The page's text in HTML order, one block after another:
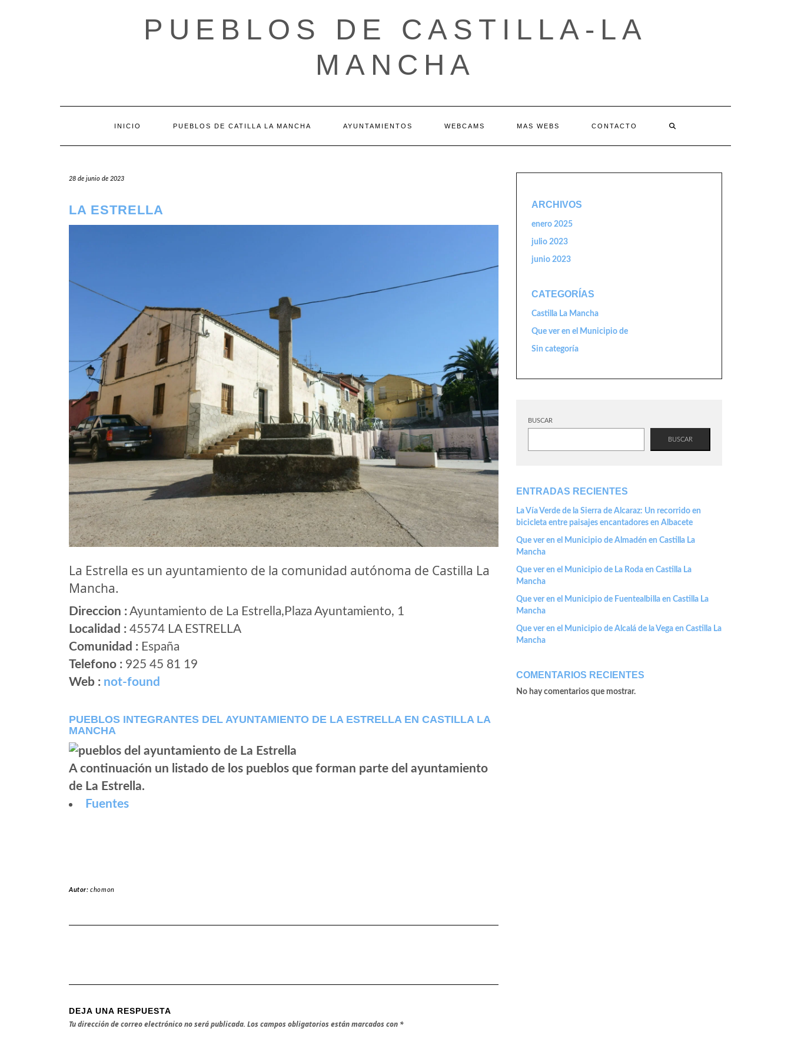
PUEBLOS DE CASTILLA-LA
MANCHA
INICIO PUEBLOS DE CATILLA LA MANCHA AYUNTAMIENTOS WEBCAMS MAS WEBS CONTACTO
28 de junio de 2023
LA ESTRELLA
La Estrella es un ayuntamiento de la comunidad autónoma de Castilla La
Mancha.
Direccion :Ayuntamiento de La Estrella,Plaza Ayuntamiento, 1
Localidad : 45574 LA ESTRELLA
Comunidad : España
Telefono : 925 45 81 19
Web : not-found
PUEBLOS INTEGRANTES DEL AYUNTAMIENTO DE LA ESTRELLA EN CASTILLA LA
MANCHA
A continuación un listado de los pueblos que forman parte del ayuntamiento
de La Estrella.
Fuentes
Autor:chomon
DEJA UNA RESPUESTA
Tu dirección de correo electrónico no será publicada. Los campos obligatorios están marcados con *
ARCHIVOS
enero 2025
julio 2023
junio 2023
CATEGORÍAS
Castilla La Mancha
Que ver en el Municipio de
Sin categoría
BUSCAR
BUSCAR
ENTRADAS RECIENTES
La Vía Verde de la Sierra de Alcaraz: Un recorrido en
bicicleta entre paisajes encantadores en Albacete
Que ver en el Municipio de Almadén en Castilla La
Mancha
Que ver en el Municipio de La Roda en Castilla La
Mancha
Que ver en el Municipio de Fuentealbilla en Castilla La
Mancha
Que ver en el Municipio de Alcalá de la Vega en Castilla La
Mancha
COMENTARIOS RECIENTES
No hay comentarios que mostrar.